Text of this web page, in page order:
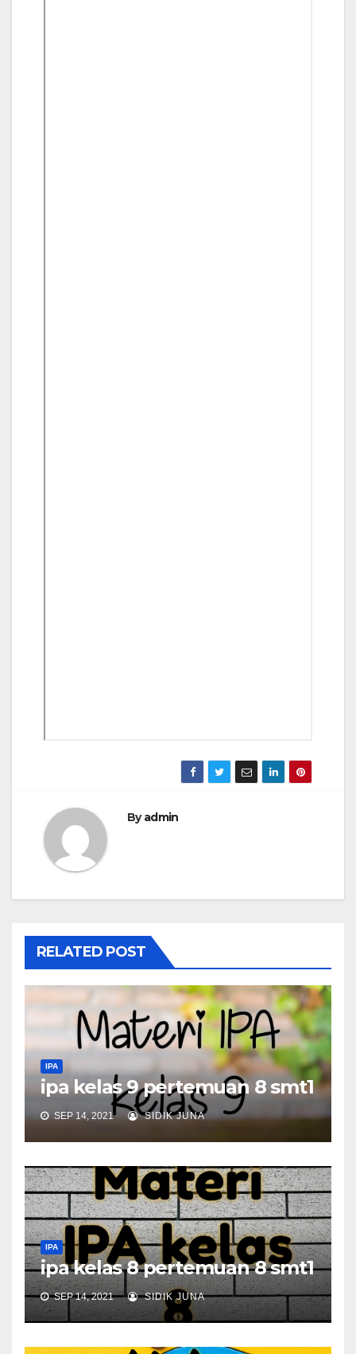
Byadmin
RELATED POST
IPA
ipa kelas 9 pertemuan 8 smt1
SEP 14, 2021 SIDIK JUNA
IPA
ipa kelas 8 pertemuan 8 smt1
SEP 14, 2021 SIDIK JUNA